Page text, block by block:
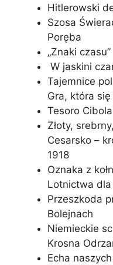
Hitlerowski
Szosa
Poręba
„Znaki czasu”
W jaskini
Tajemnice
Gra, która
Tesoro
Złoty,
Cesarsko –
1918
Oznaka z
Lotnictwa dla
Przeszkoda
Bolejnach
Niemieckie
Krosna
Echa